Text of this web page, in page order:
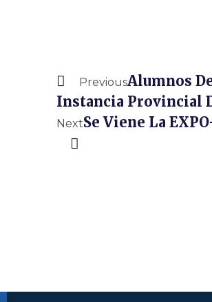
PreviousAlumnos
Instancia Provincial
NextSe Viene La